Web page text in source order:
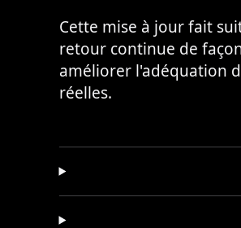
Cette mise à jour fait
retour continue de
améliorer l'adéquation
réelles.